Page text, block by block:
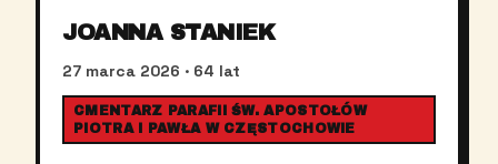
JOANNA STANIEK
27 marca 2026 · 64 lat
CMENTARZ PARAFII ŚW. APOSTOŁÓW
PIOTRA I PAWŁA W CZĘSTOCHOWIE